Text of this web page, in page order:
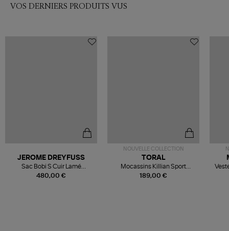
VOS DERNIERS PRODUITS VUS
480,00 €
JEROME DREYFUSS
Sac Bobi S Cuir Lamé
Champagne
NOUVELLE COLLECTION
189,00 €
TORAL
Mocassins Killian Sport
Mousse